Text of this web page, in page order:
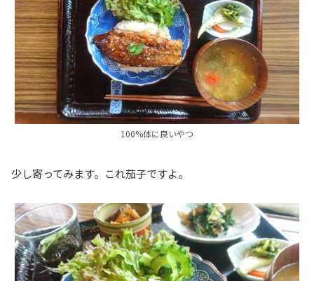
100%体に良いやつ
少し寄ってみます。これ茄子ですよ。